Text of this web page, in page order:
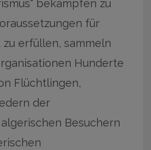
bekämpfen zu
für
erfüllen, sammeln
Hunderte
Flüchtlingen,
der
Besuchern